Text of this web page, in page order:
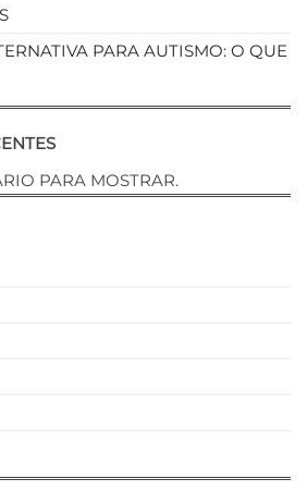
PARA AUTISMO: O QUE
PARA MOSTRAR.